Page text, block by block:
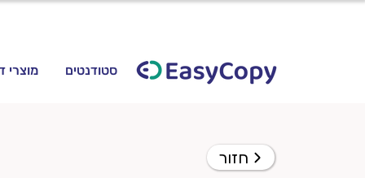
סטודנטים מוצרי
חזור